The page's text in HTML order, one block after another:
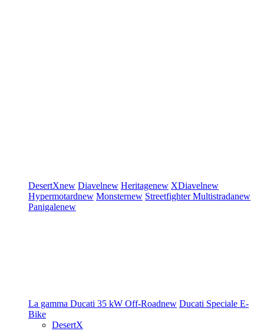
DesertXnew Diavelnew Heritagenew XDiavelnew
Hypermotardnew Monsternew StreetfighterMultistradanew
Panigalenew
La gamma Ducati 35 kW Off-Roadnew Ducati Speciale E-
Bike
DesertX